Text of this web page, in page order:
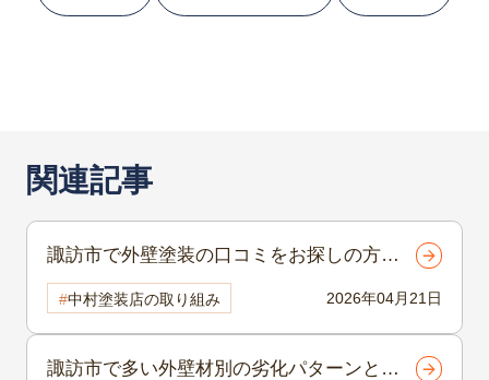
関連記事
2026年04月21日
諏訪市で外壁塗装の口コミをお探しの方へ
｜失敗しない塗装会社選びは「実績」と
「透明性」が鍵
中村塗装店の取り組み
諏訪市で多い外壁材別の劣化パターンと